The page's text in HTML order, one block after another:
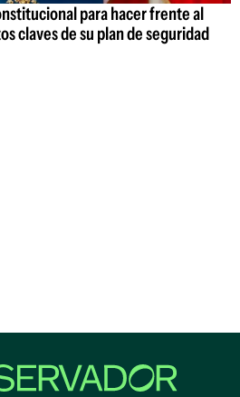
para hacer frente al
claves de su plan de seguridad